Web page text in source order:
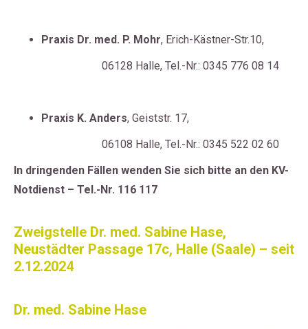
Praxis Dr. med. P. Mohr, Erich-Kästner-Str.10,
06128 Halle, Tel.-Nr.: 0345 776 08 14
Praxis K. Anders, Geiststr. 17,
06108 Halle, Tel.-Nr.: 0345 522 02 60
In dringenden Fällen wenden Sie sich bitte an den KV-
Notdienst – Tel.-Nr. 116 117
Zweigstelle Dr. med. Sabine Hase,
Neustädter Passage 17c, Halle (Saale) – seit
2.12.2024
Dr. med. Sabine Hase